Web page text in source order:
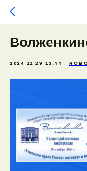
2024-11-29 13:44